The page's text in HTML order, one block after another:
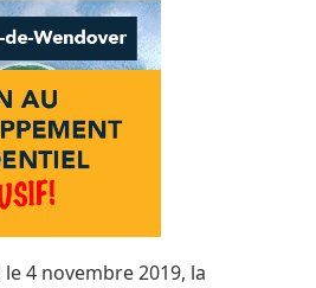
le 4 novembre 2019, la